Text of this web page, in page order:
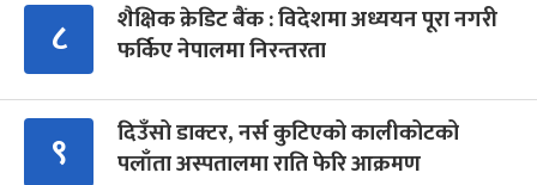
८
शैक्षिक क्रेडिट बैंक : विदेशमा अध्ययन पूरा नगरी
फर्किए नेपालमा निरन्तरता
९
दिउँसो डाक्टर, नर्स कुटिएको कालीकोटको
पलाँता अस्पतालमा राति फेरि आक्रमण